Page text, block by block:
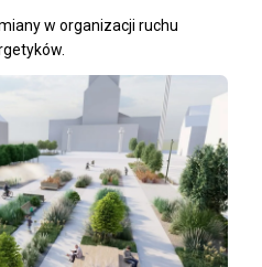
w organizacji ruchu